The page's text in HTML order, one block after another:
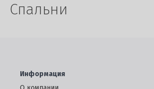
Спальни
Информация